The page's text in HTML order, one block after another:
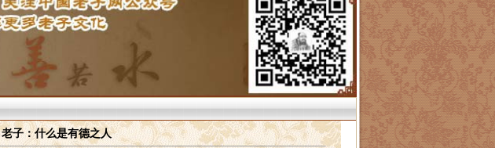
老子：什么是有德之人